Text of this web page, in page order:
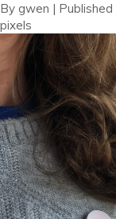
By gwen | Published
pixels